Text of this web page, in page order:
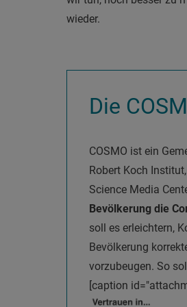
wieder.
Die
COSMO ist ein
Robert Koch
Science Media
Bevölkerung die
soll es erleichtern,
Bevölkerung
vorzubeugen. So
[caption